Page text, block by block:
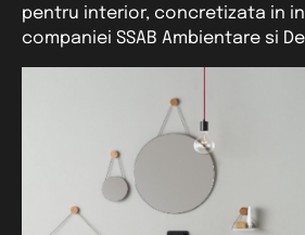
pentru interior, concretizata in
companiei SSAB Ambientare si